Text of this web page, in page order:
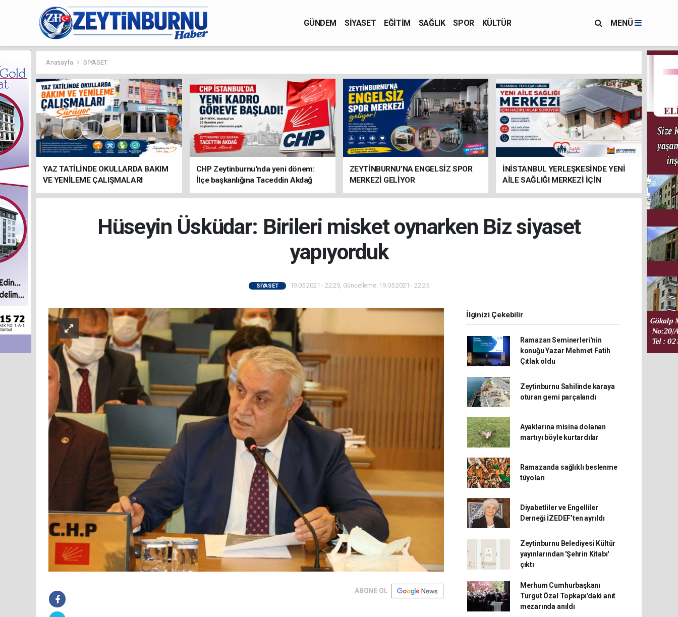
GÜNDEM SİYASET EĞİTİM SAĞLIK SPOR KÜLTÜR MENÜ
Anasayfa SİYASET
YAZ TATİLİNDE OKULLARDA BAKIM
VE YENİLEME ÇALIŞMALARI
SÜRÜYOR
CHP Zeytinburnu'nda yeni dönem:
İlçe başkanlığına Taceddin Akdağ
atandı
ZEYTİNBURNU’NA ENGELSİZ SPOR
MERKEZİ GELİYOR
İNİSTANBUL YERLEŞKESİNDE YENİ
AİLE SAĞLIĞI MERKEZİ İÇİN
HAZIRLIKLAR SÜRÜYOR
Hüseyin Üsküdar: Birileri misket oynarken Biz siyaset
yapıyorduk
SİYASET 19.05.2021 - 22:25, Güncelleme: 19.05.2021 - 22:25
ABONE OL
İlginizi Çekebilir
Ramazan Seminerleri'nin
konuğu Yazar Mehmet Fatih
Çıtlak oldu
Zeytinburnu Sahilinde karaya
oturan gemi parçalandı
Ayaklarına misina dolanan
martıyı böyle kurtardılar
Ramazanda sağlıklı beslenme
tüyoları
Diyabetliler ve Engelliler
Derneği İZEDEF’ten ayrıldı
Zeytinburnu Belediyesi Kültür
yayınlarından 'Şehrin Kitabı'
çıktı
Merhum Cumhurbaşkanı
Turgut Özal Topkapı'daki anıt
mezarında anıldı